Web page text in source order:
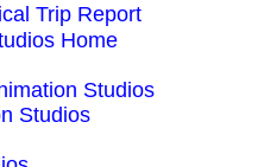
Trip Report
Home
Studios
Studios